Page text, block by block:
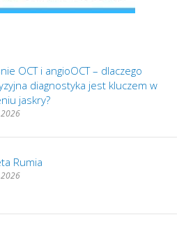
OCT i angioOCT – dlaczego
diagnostyka jest kluczem w
jaskry?
Rumia